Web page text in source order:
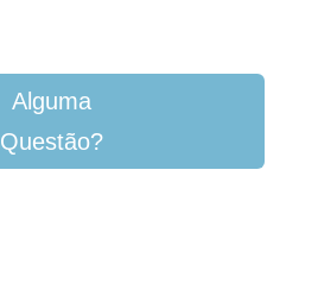
Alguma
Questão?